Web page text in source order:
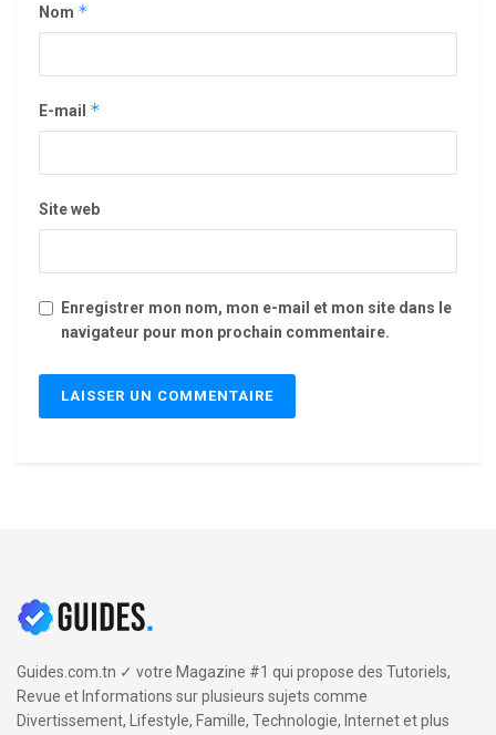
Nom *
E-mail *
Site web
Enregistrer mon nom, mon e-mail et mon site dans le
navigateur pour mon prochain commentaire.
Guides.com.tn ✓ votre Magazine #1 qui propose des Tutoriels,
Revue et Informations sur plusieurs sujets comme
Divertissement, Lifestyle, Famille, Technologie, Internet et plus